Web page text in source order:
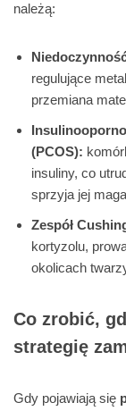
należą:
regulujące
przemiana
(PCOS):
insuliny, co
sprzyja jej
Zespół
kortyzolu,
okolicach
Co zrobić,
strategię
Gdy pojawiają się